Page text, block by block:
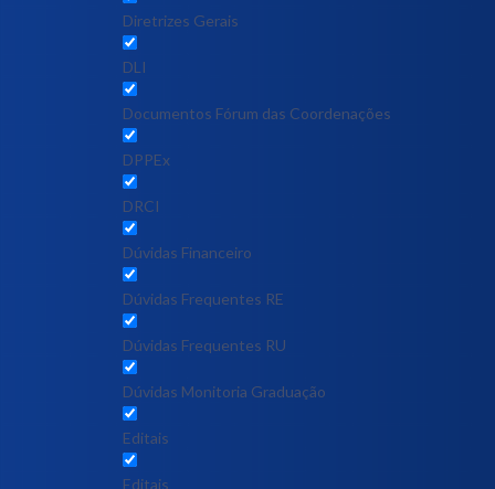
Diretrizes Gerais
DLI
Documentos Fórum das Coordenações
DPPEx
DRCI
Dúvidas Financeiro
Dúvidas Frequentes RE
Dúvidas Frequentes RU
Dúvidas Monitoria Graduação
Editais
Editais